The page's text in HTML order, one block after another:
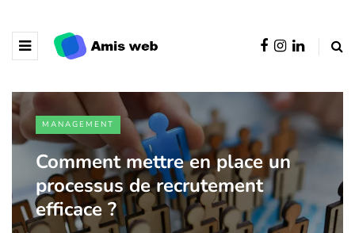
MANAGEMENT
Comment mettre en place un
processus de recrutement
efficace ?